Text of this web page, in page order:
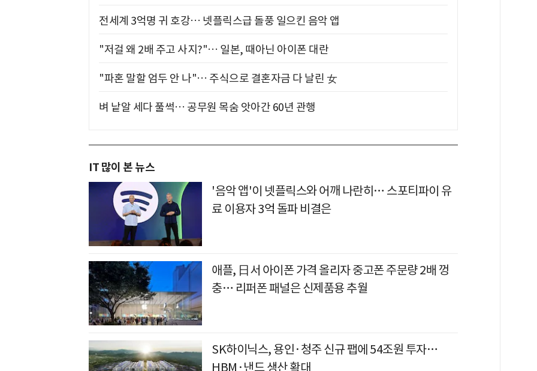
전세계 3억명 귀 호강… 넷플릭스급 돌풍 일으킨 음악 앱
"저걸 왜 2배 주고 사지?"… 일본, 때아닌 아이폰 대란
"파혼 말할 엄두 안 나"… 주식으로 결혼자금 다 날린 女
벼 낱알 세다 풀썩… 공무원 목숨 앗아간 60년 관행
IT 많이 본 뉴스
'음악 앱'이 넷플릭스와 어깨 나란히… 스포티파이 유
료 이용자 3억 돌파 비결은
애플, 日서 아이폰 가격 올리자 중고폰 주문량 2배 껑
충… 리퍼폰 패널은 신제품용 추월
SK하이닉스, 용인·청주 신규 팹에 54조원 투자…
HBM·낸드 생산 확대